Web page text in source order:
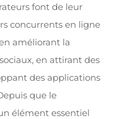
font de leur
concurrents en ligne
améliorant la
en attirant des
des applications
que le
élément essentiel